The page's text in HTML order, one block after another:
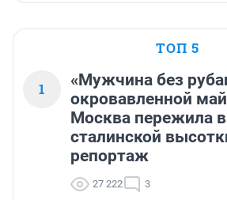
ТОП 5
1
«Мужчина без
окровавленной
Москва пережила
сталинской
репортаж
27 222 3